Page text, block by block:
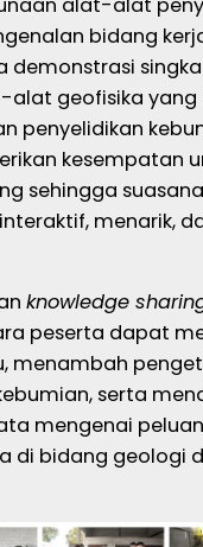
bidang
demonstrasi
geofisika yang
penyelidikan
kesempatan
sehingga
menarik,
knowledge
peserta dapat
menambah
serta
mengenai
di bidang geologi